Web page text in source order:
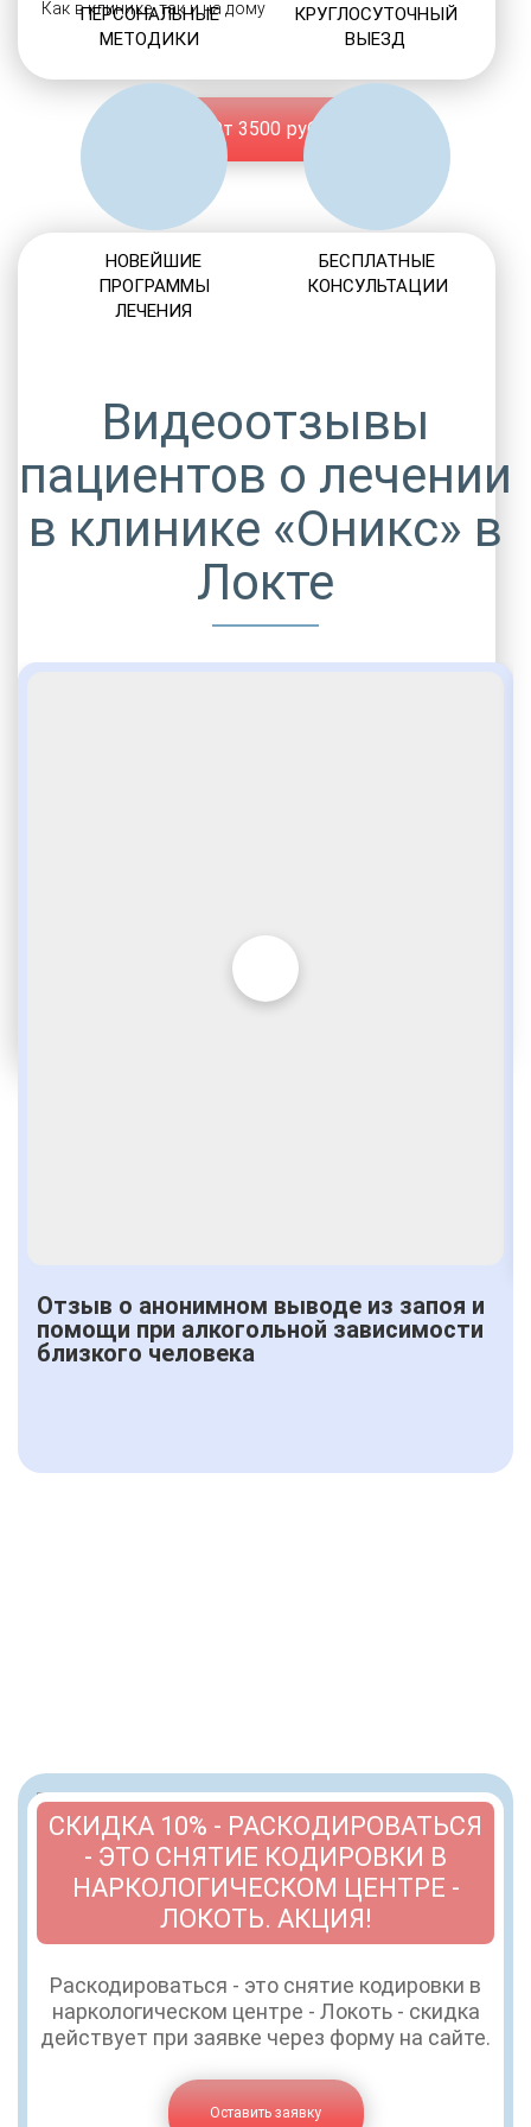
Как в клинике, так и на дому
От 3500 руб.
Внимательное отношение
Стационарная помощь
Современное оборудование
ПЕРСОНАЛЬНЫЕ
МЕТОДИКИ
КРУГЛОСУТОЧНЫЙ
ВЫЕЗД
НОВЕЙШИЕ
ПРОГРАММЫ
ЛЕЧЕНИЯ
БЕСПЛАТНЫЕ
КОНСУЛЬТАЦИИ
Видеоотзывы
пациентов о лечении
в клинике «Оникс» в
Локте
Отзыв о анонимном выводе из запоя и
помощи при алкогольной зависимости
близкого человека
СКИДКА 10% - РАСКОДИРОВАТЬСЯ
- ЭТО СНЯТИЕ КОДИРОВКИ В
НАРКОЛОГИЧЕСКОМ ЦЕНТРЕ -
ЛОКОТЬ. АКЦИЯ!
Раскодироваться - это снятие кодировки в
наркологическом центре - Локоть - скидка
действует при заявке через форму на сайте.
Оставить заявку